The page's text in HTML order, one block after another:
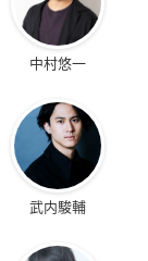
中村悠一
武内駿輔